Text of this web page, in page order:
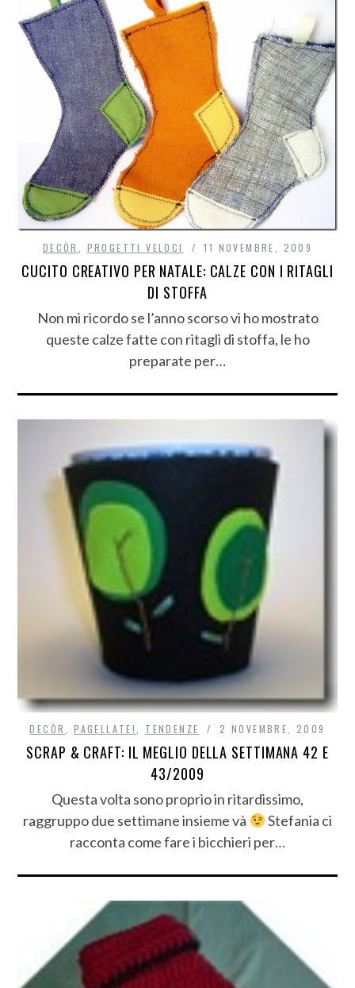
DECÒR , PROGETTI VELOCI 11 NOVEMBRE, 2009
CUCITO CREATIVO PER NATALE: CALZE CON I RITAGLI
DI STOFFA
Non mi ricordo se l’anno scorso vi ho mostrato
queste calze fatte con ritagli di stoffa, le ho
preparate per…
DECÒR ,PAGELLATE! TENDENZE 2 NOVEMBRE, 2009
SCRAP & CRAFT: IL MEGLIO DELLA SETTIMANA 42 E
43/2009
Questa volta sono proprio in ritardissimo,
raggruppo due settimane insieme và
Stefania ci
racconta come fare i bicchieri per…